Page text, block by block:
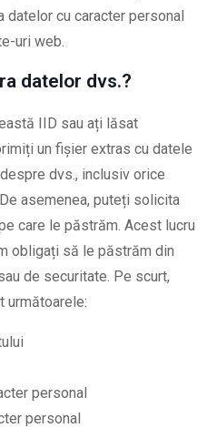
cu caracter personal
uri web.
datelor dvs.?
IID sau ați lăsat
un fișier extras cu datele
dvs., inclusiv orice
asemenea, puteți solicita
care le păstrăm. Acest lucru
obligați să le păstrăm din
de securitate. Pe scurt,
următoarele:
personal
personal